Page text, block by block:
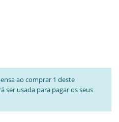
ao comprar 1 deste
ser usada para pagar os seus